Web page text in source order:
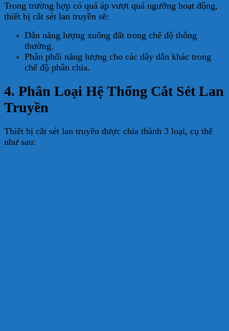
Trong trường hợp có quá áp vượt quá ngưỡng hoạt động,
thiết bị cắt sét lan truyền sẽ:
Dẫn năng lượng xuống đất trong chế độ thông
thường.
Phân phối năng lượng cho các dây dẫn khác trong
chế độ phân chia.
4. Phân Loại Hệ Thống Cắt Sét Lan
Truyền
Thiết bị cắt sét lan truyền được chia thành 3 loại, cụ thể
như sau: